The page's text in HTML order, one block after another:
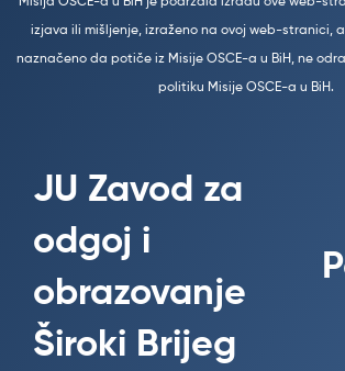
izjava ili mišljenje, izraženo na ovoj web-stranici,
naznačeno da potiče iz Misije OSCE-a u BiH, ne
politiku Misije OSCE-a u BiH.
JU Zavod za
odgoj i
obrazovanje
Široki Brijeg